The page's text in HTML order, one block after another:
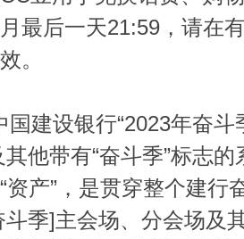
最后一天21:59，请在
。
国建设银行“2023年奋
他带有“奋斗季”标志
资产”，是贯穿整个建行
斗季]主会场、分会场及